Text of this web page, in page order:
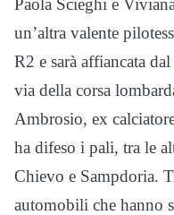
Paola Scieghi e
un’altra valente
R2 e sarà affiancata
via della corsa
Ambrosio, ex
ha difeso i pali, tra le
Chievo e Sampdoria.
automobili che hanno